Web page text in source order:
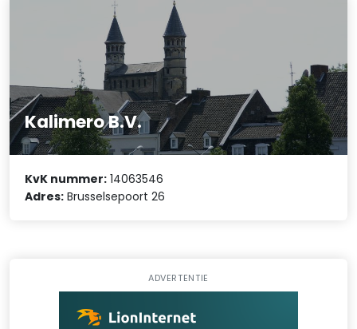
Kalimero B.V.
KvK nummer: 14063546
Adres: Brusselsepoort 26
ADVERTENTIE